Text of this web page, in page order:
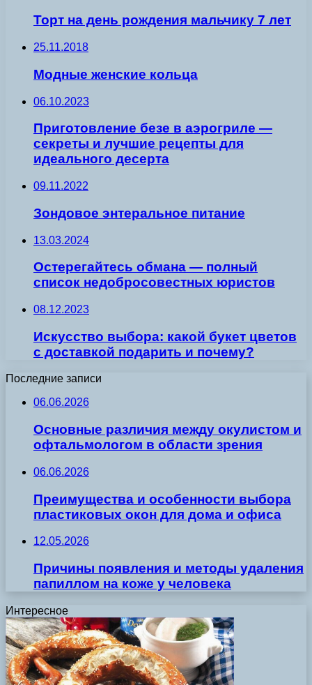
Торт на день рождения мальчику 7 лет
25.11.2018
Модные женские кольца
06.10.2023
Приготовление безе в аэрогриле —
секреты и лучшие рецепты для
идеального десерта
09.11.2022
Зондовое энтеральное питание
13.03.2024
Остерегайтесь обмана — полный
список недобросовестных юристов
08.12.2023
Искусство выбора: какой букет цветов
с доставкой подарить и почему?
Последние записи
06.06.2026
Основные различия между окулистом и
офтальмологом в области зрения
06.06.2026
Преимущества и особенности выбора
пластиковых окон для дома и офиса
12.05.2026
Причины появления и методы удаления
папиллом на коже у человека
Интересное